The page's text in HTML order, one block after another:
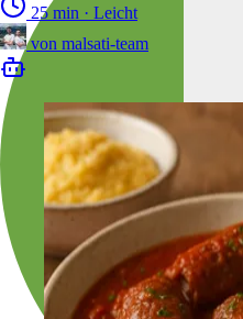
25 min · Leicht
von malsati-team